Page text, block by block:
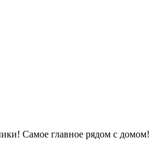
Самое главное рядом с домом!